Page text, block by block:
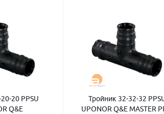
20 PPSU
Q&E
Тройник 32-32-32
UPONOR Q&E MASTER